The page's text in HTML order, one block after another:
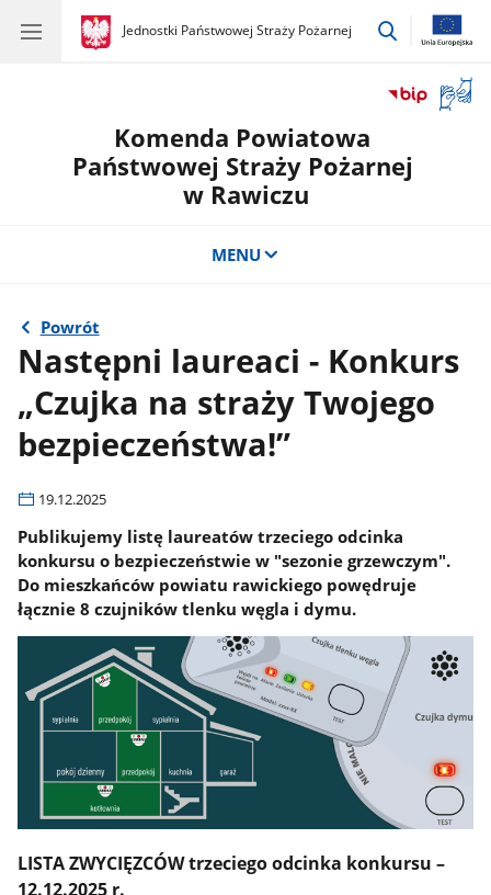
gov.pl
Jednostki Państwowej Straży Pożarnej
gov.pl
Jednostki
przejdź
okno
Komenda Powiatowa
Państwowej Straży Pożarnej
w Rawiczu
MENU
Powrót
Następni laureaci - Konkurs
„Czujka na straży Twojego
bezpieczeństwa!”
19.12.2025
Publikujemy listę laureatów trzeciego odcinka
konkursu o bezpieczeństwie w "sezonie grzewczym".
Do mieszkańców powiatu rawickiego powędruje
łącznie 8 czujników tlenku węgla i dymu.
LISTA ZWYCIĘZCÓW trzeciego odcinka konkursu –
12.12.2025 r.